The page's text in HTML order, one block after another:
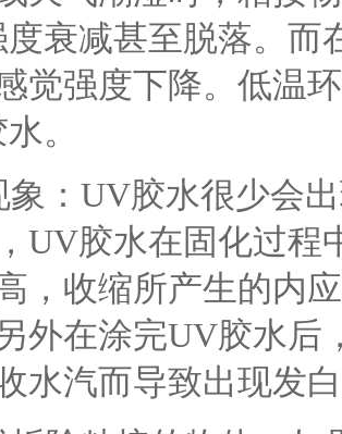
衰减甚至脱落。而
觉强度下降。低温
。
： UV胶水很少会
UV胶水在固化过程
，收缩所产生的内
外在涂完UV胶水后
水汽而导致出现发